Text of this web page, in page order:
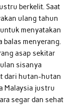
berkelit. Saat
ulang tahun
menyatakan
menyerang.
asap sekitar
sisanya
dari hutan-hutan
Malaysia justru
segar dan sehat